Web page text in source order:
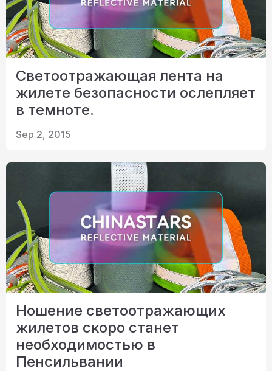
Светоотражающая лента на
жилете безопасности ослепляет
в темноте.
Sep 2, 2015
Ношение светоотражающих
жилетов скоро станет
необходимостью в
Пенсильвании